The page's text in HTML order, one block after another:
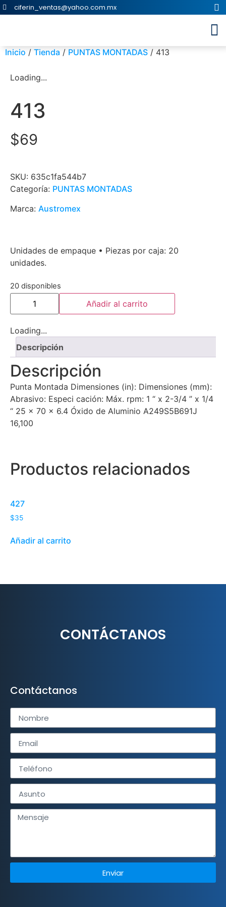
ciferin_ventas@yahoo.com.mx
Inicio / Tienda / PUNTAS MONTADAS / 413
Loading...
413
$69
SKU: 635c1fa544b7
Categoría: PUNTAS MONTADAS
Marca: Austromex
Unidades de empaque • Piezas por caja: 20
unidades.
20 disponibles
Añadir al carrito
Loading...
Descripción
Descripción
Punta Montada Dimensiones (in): Dimensiones (mm):
Abrasivo: Especi cación: Máx. rpm: 1 “ x 2-3/4 ” x 1/4
“ 25 x 70 x 6.4 Óxido de Aluminio A249S5B691J
16,100
Productos relacionados
427
$35
Añadir al carrito
CONTÁCTANOS
Contáctanos
Enviar